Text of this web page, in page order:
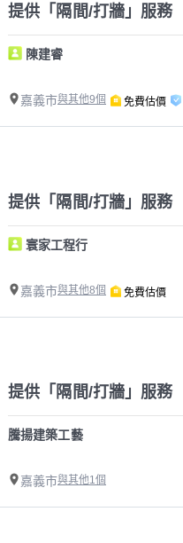
提供「隔間/打牆」服務
陳建睿
嘉義市與其他9個 免費估價
提供「隔間/打牆」服務
寰家工程行
嘉義市與其他8個 免費估價
提供「隔間/打牆」服務
騰揚建築工藝
嘉義市與其他1個